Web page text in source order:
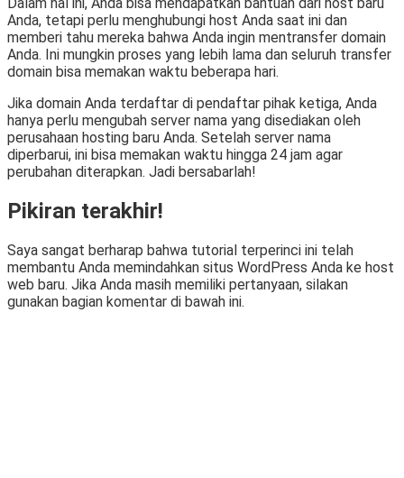
Anda, tetapi perlu menghubungi host Anda saat ini dan
memberi tahu mereka bahwa Anda ingin mentransfer domain
Anda. Ini mungkin proses yang lebih lama dan seluruh transfer
domain bisa memakan waktu beberapa hari.
Jika domain Anda terdaftar di pendaftar pihak ketiga, Anda
hanya perlu mengubah server nama yang disediakan oleh
perusahaan hosting baru Anda. Setelah server nama
diperbarui, ini bisa memakan waktu hingga 24 jam agar
perubahan diterapkan. Jadi bersabarlah!
Pikiran terakhir!
Saya sangat berharap bahwa tutorial terperinci ini telah
membantu Anda memindahkan situs WordPress Anda ke host
web baru. Jika Anda masih memiliki pertanyaan, silakan
gunakan bagian komentar di bawah ini.